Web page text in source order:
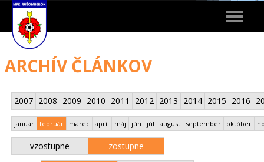
Toggle
ARCHÍV ČLÁNKOV
2007 2008 2009 2010 2011 2012 2013 2014 2015 2016
január február marec apríl máj jún júl august september október
vzostupne zostupne